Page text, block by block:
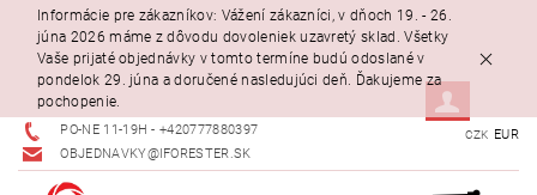
Informácie pre zákazníkov: Vážení zákazníci, v dňoch 19. - 26.
júna 2026 máme z dôvodu dovoleniek uzavretý sklad. Všetky
Vaše prijaté objednávky v tomto termíne budú odoslané v
pondelok 29. júna a doručené nasledujúci deň. Ďakujeme za
pochopenie.
PO-NE 11-19H - +420777880397
OBJEDNAVKY@IFORESTER.SK
CZK EUR